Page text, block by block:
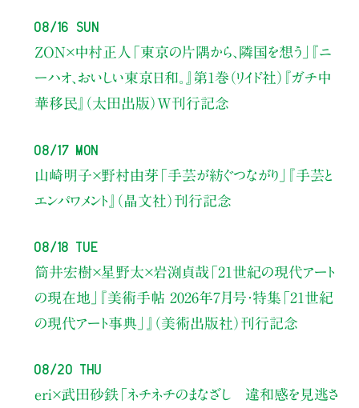
08/16 Sun
ZON×中村正人 「東京の片隅から、隣国を想う」
『ニ
ーハオ、おいしい東京日和。』第1巻（リイド社） 『ガチ中
華移民』（太田出版）W刊行記念
08/17 Mon
山崎明子×野村由芽 「手芸が紡ぐつながり」
『手芸と
エンパワメント』（晶文社）刊行記念
08/18 Tue
筒井宏樹×星野太×岩渕貞哉 「21世紀の現代アート
の現在地」
『美術手帖 2026年7月号・特集「21世紀
の現代アート事典」』（美術出版社）刊行記念
08/20 Thu
eri×武田砂鉄「ネチネチのまなざし 違和感を見逃さ